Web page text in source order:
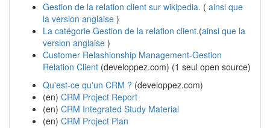
Gestion de la relation client sur wikipedia. ( ainsi que
la version anglaise )
La catégorie Gestion de la relation client.(ainsi que la
version anglaise )
Customer Relashionship Management-Gestion
Relation Client (developpez.com) (1 seul open source)
Qu'est-ce qu'un CRM ? (developpez.com)
(en) CRM Project Report
(en) CRM Integrated Study Material
(en) CRM Project Plan